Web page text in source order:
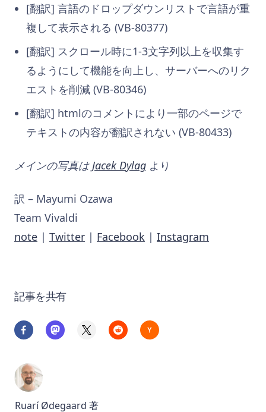
[翻訳] 言語のドロップダウンリストで言語が重
複して表示される (VB-80377)
[翻訳] スクロール時に1-3文字列以上を収集す
るようにして機能を向上し、サーバーへのリク
エストを削減 (VB-80346)
[翻訳] htmlのコメントにより一部のページで
テキストの内容が翻訳されない (VB-80433)
メインの写真は Jacek Dylag より
訳 – Mayumi Ozawa
Team Vivaldi
note | Twitter | Facebook | Instagram
記事を共有
Ruarí Ødegaard 著